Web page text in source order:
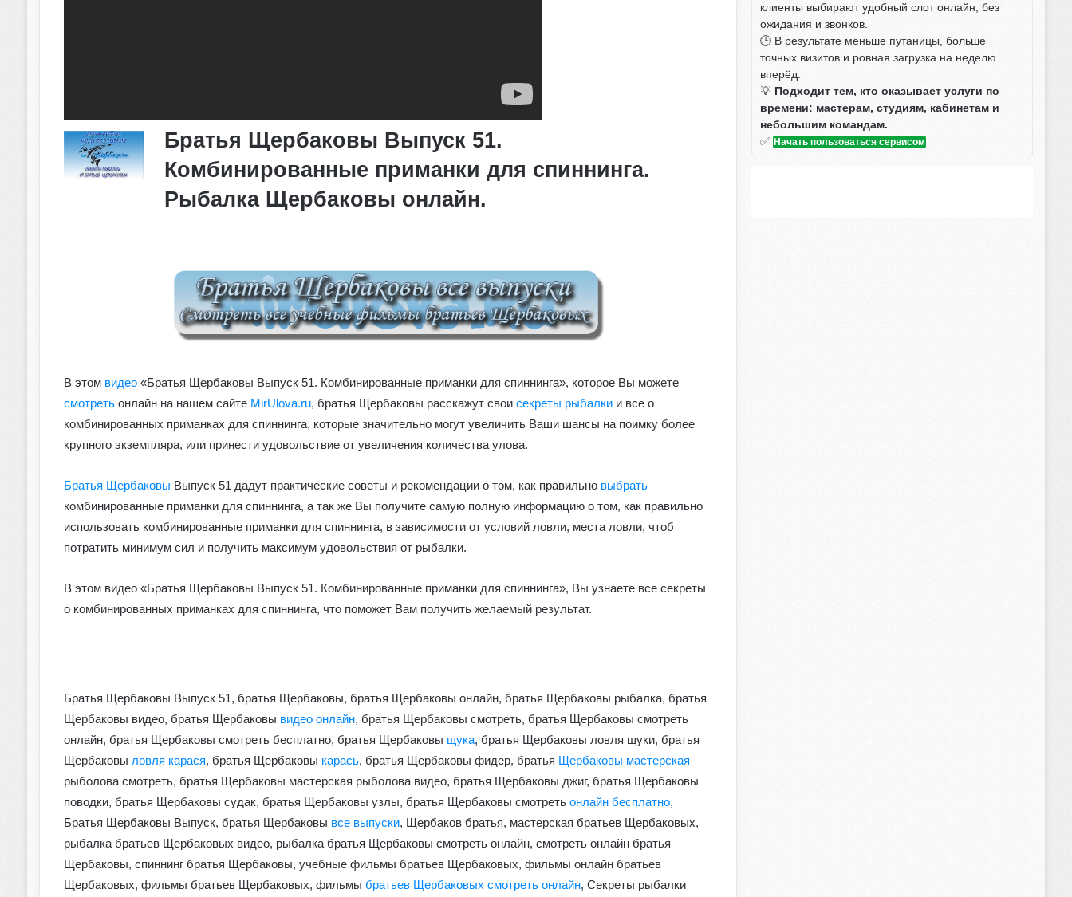
Братья Щербаковы Выпуск 51.
Комбинированные приманки для спиннинга.
Рыбалка Щербаковы онлайн.
В этом видео«Братья Щербаковы Выпуск 51. Комбинированные приманки для спиннинга», которое Вы можете
смотретьонлайн на нашем сайте MirUlova.ru, братья Щербаковы расскажут свои секреты рыбалкии все о
комбинированных приманках для спиннинга, которые значительно могут увеличить Ваши шансы на поимку более
крупного экземпляра, или принести удовольствие от увеличения количества улова.
Братья Щербаковы Выпуск 51 дадут практические советы и рекомендации о том, как правильно выбрать
комбинированные приманки для спиннинга, а так же Вы получите самую полную информацию о том, как правильно
использовать комбинированные приманки для спиннинга, в зависимости от условий ловли, места ловли, чтоб
потратить минимум сил и получить максимум удовольствия от рыбалки.
В этом видео «Братья Щербаковы Выпуск 51. Комбинированные приманки для спиннинга», Вы узнаете все секреты
о комбинированных приманках для спиннинга, что поможет Вам получить желаемый результат.
Братья Щербаковы Выпуск 51, братья Щербаковы, братья Щербаковы онлайн, братья Щербаковы рыбалка, братья
Щербаковы видео, братья Щербаковы видео онлайн, братья Щербаковы смотреть, братья Щербаковы смотреть
онлайн, братья Щербаковы смотреть бесплатно, братья Щербаковы щука, братья Щербаковы ловля щуки, братья
Щербаковы ловля карася, братья Щербаковы карась, братья Щербаковы фидер, братья Щербаковы мастерская
рыболова смотреть, братья Щербаковы мастерская рыболова видео, братья Щербаковы джиг, братья Щербаковы
поводки, братья Щербаковы судак, братья Щербаковы узлы, братья Щербаковы смотреть онлайн бесплатно,
Братья Щербаковы Выпуск, братья Щербаковы все выпуски, Щербаков братья, мастерская братьев Щербаковых,
рыбалка братьев Щербаковых видео, рыбалка братья Щербаковы смотреть онлайн, смотреть онлайн братья
Щербаковы, спиннинг братья Щербаковы, учебные фильмы братьев Щербаковых, фильмы онлайн братьев
Щербаковых, фильмы братьев Щербаковых, фильмы братьев Щербаковых смотреть онлайн, Секреты рыбалки
клиенты выбирают удобный слот онлайн, без
ожидания и звонков.
🕒 В результате меньше путаницы, больше
точных визитов и ровная загрузка на неделю
вперёд.
💡 Подходит тем, кто оказывает услуги по
времени: мастерам, студиям, кабинетам и
небольшим командам.
✅Начать пользоваться сервисом